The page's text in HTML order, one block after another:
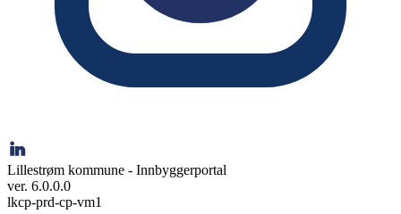
Lillestrøm kommune - Innbyggerportal
ver. 6.0.0.0
lkcp-prd-cp-vm1